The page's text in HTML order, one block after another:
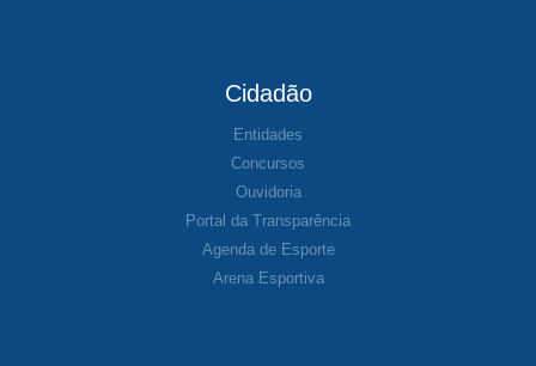
Cidadão
Entidades
Concursos
Ouvidoria
Portal da Transparência
Agenda de Esporte
Arena Esportiva